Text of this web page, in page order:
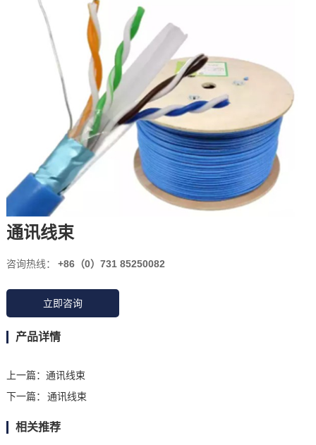
通讯线束
咨询热线： +86（0）731 85250082
立即咨询
产品详情
上一篇： 通讯线束
下一篇：
通讯线束
相关推荐